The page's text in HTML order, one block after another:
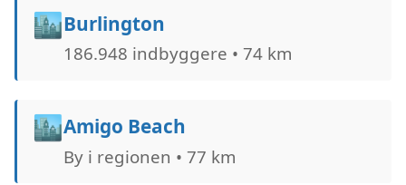
🏙️Burlington
186.948 indbyggere • 74 km
🏙️Amigo Beach
By i regionen • 77 km